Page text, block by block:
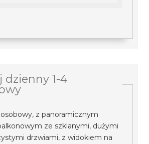
dzienny 1-4
osobowy, z panoramicznym
ze szklanymi, dużymi
drzwiami, z widokiem na